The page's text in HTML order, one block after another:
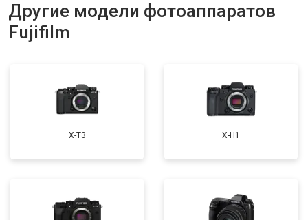
Другие модели фотоаппаратов
Fujifilm
X-T3 X-H1